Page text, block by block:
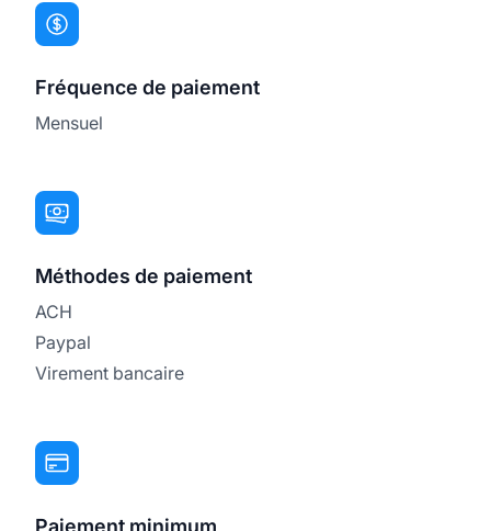
Fréquence de paiement
Mensuel
Méthodes de paiement
ACH
Paypal
Virement bancaire
Paiement minimum